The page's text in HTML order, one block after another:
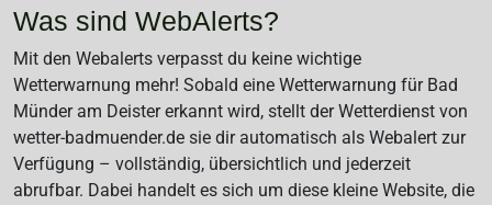
Was sind WebAlerts?
Mit den Webalerts verpasst du keine wichtige
Wetterwarnung mehr! Sobald eine Wetterwarnung für Bad
Münder am Deister erkannt wird, stellt der Wetterdienst von
wetter-badmuender.de sie dir automatisch als Webalert zur
Verfügung – vollständig, übersichtlich und jederzeit
abrufbar. Dabei handelt es sich um diese kleine Website, die